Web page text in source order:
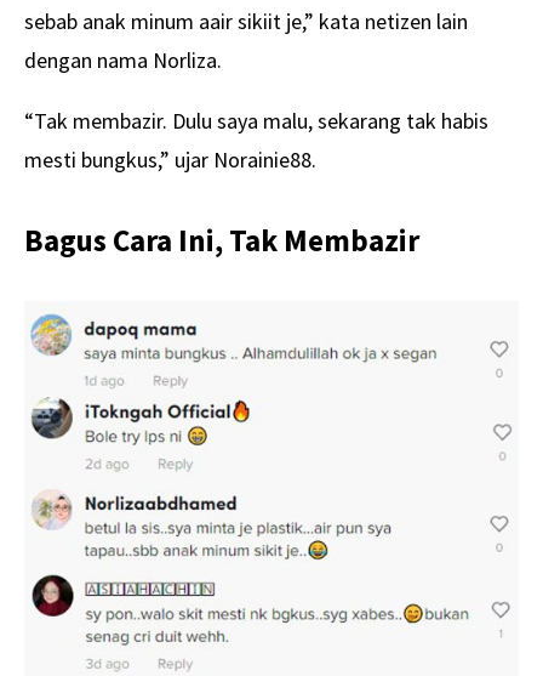
sebab anak minum aair sikiit je,” kata netizen lain
dengan nama Norliza.
“Tak membazir. Dulu saya malu, sekarang tak habis
mesti bungkus,” ujar Norainie88.
Bagus Cara Ini, Tak Membazir